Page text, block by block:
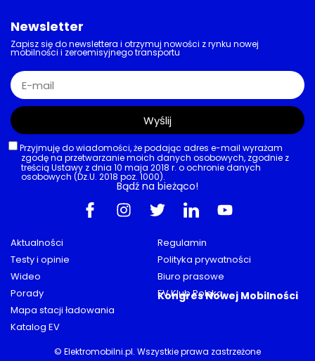
Aktualności
Testy i opinie
Wideo
Porady
Mapa stacji ładowania
Katalog EV
Regulamin
Polityka prywatności
Biuro prasowe
EV Klub Polska
Kongres Nowej Mobilności
Newsletter
Zapisz się do newslettera i otrzymuj nowości z rynku nowej
mobilności i zeroemisyjnego transportu
Przyjmuję do wiadomości, że podając adres e-mail wyrażam
zgodę na przetwarzanie moich danych osobowych, zgodnie z
treścią Ustawy z dnia 10 maja 2018 r. o ochronie danych
osobowych (Dz.U. 2018 poz. 1000).
Wyślij
Bądź na bieżąco!
© Elektromobilni.pl. Wszystkie prawa zastrzeżone